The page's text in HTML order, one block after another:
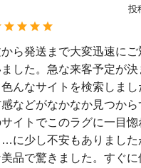
投
ら発送まで大変迅速にご
した。急な来客予定が
んなサイトを検索しま
などがなかなか見つか
イトでこのラグに一目
に少し不安もありました
品で驚きました。すぐ